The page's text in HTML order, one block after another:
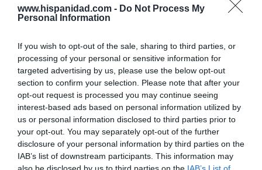
www.hispanidad.com - Do Not Process My
Personal Information
If you wish to opt-out of the sale, sharing to third parties, or
processing of your personal or sensitive information for
targeted advertising by us, please use the below opt-out
section to confirm your selection. Please note that after your
opt-out request is processed you may continue seeing
interest-based ads based on personal information utilized by
us or personal information disclosed to third parties prior to
your opt-out. You may separately opt-out of the further
disclosure of your personal information by third parties on the
IAB’s list of downstream participants. This information may
“Pedro Sánchez es un criminal”
Artículos anteriores
Opinión
Enormes minucias
por Eulogio López